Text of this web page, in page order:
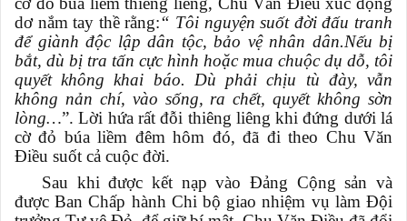
dơ nắm tay thề rằng:“ Tôi nguyện suốt đời đấu tranh
để giành độc lập dân tộc, bảo vệ nhân dân.Nếu bị
bắt, dù bị tra tấn cực hình hoặc mua chuộc dụ dỗ, tôi
quyết không khai báo. Dù phải chịu tù đày, vẫn
không nản chí, vào sống, ra chết, quyết không sờn
lòng…”. Lời hứa rất đỗi thiêng liêng khi đứng dưới lá
cờ đỏ búa liềm đêm hôm đó, đã đi theo Chu Văn
Điều suốt cả cuộc đời.
Sau khi được kết nạp vào Đảng Cộng sản và
được Ban Chấp hành Chi bộ giao nhiệm vụ làm Đội